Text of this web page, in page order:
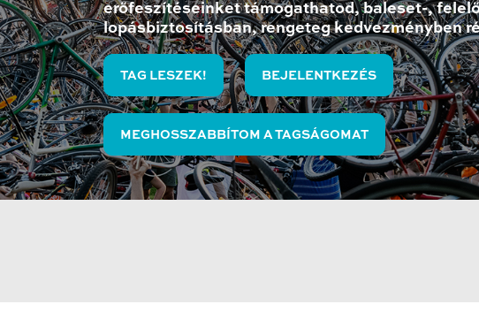
erőfeszítéseinket támogathatod, baleset-,
lopásbiztosításban, rengeteg kedvezményben
TAG LESZEK! BEJELENTKEZÉS
MEGHOSSZABBÍTOM A TAGSÁGOMAT